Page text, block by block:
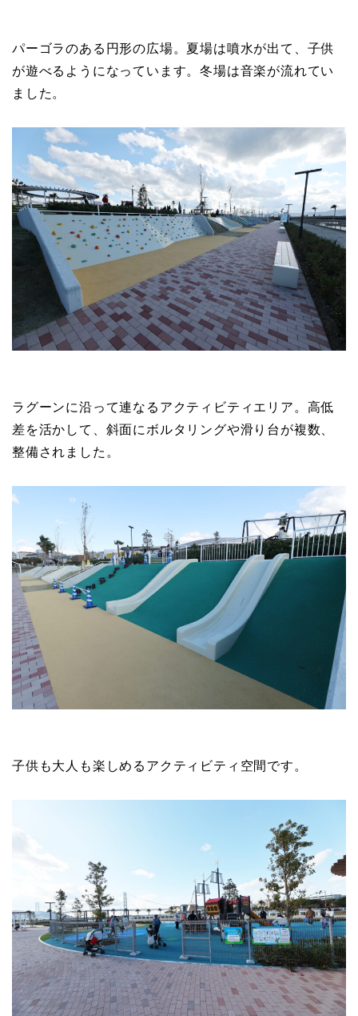
パーゴラのある円形の広場。夏場は噴水が出て、子供
が遊べるようになっています。冬場は音楽が流れてい
ました。
ラグーンに沿って連なるアクティビティエリア。高低
差を活かして、斜面にボルタリングや滑り台が複数、
整備されました。
子供も大人も楽しめるアクティビティ空間です。